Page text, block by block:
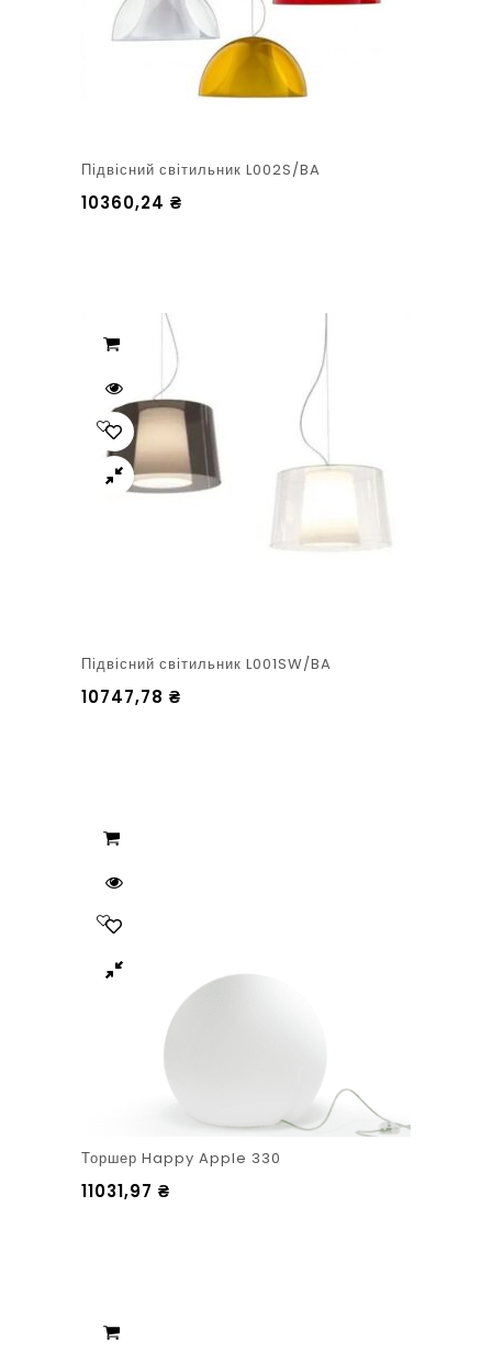
Підвісний світильник L002S/BA
10360,24 ₴
Підвісний світильник L001SW/BA
10747,78 ₴
Торшер Happy Apple 330
11031,97 ₴